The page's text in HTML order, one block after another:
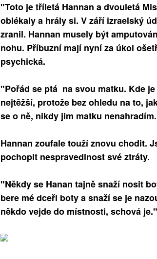
"Toto je tříletá Hannan a dvouletá
oblékaly a hrály si. V září izraelský
zranil. Hannan musely být
nohu. Příbuzní mají nyní za úkol
psychická.
"Pořád se ptá na svou matku. Kde
nejtěžší, protože bez ohledu na to,
se o ně, nikdy jim matku
Hannan zoufale touží znovu chodit.
pochopit nespravedlnost své ztráty.
"Někdy se Hanan tajně snaží nosit
bere mé dceři boty a snaží se je
někdo vejde do místnosti, schová je."